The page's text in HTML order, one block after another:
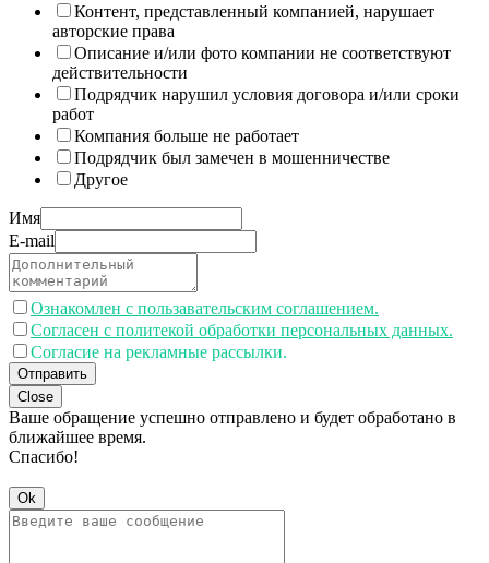
Контент, представленный компанией, нарушает
авторские права
Описание и/или фото компании не соответствуют
действительности
Подрядчик нарушил условия договора и/или сроки
работ
Компания больше не работает
Подрядчик был замечен в мошенничестве
Другое
Имя
E-mail
Ознакомлен с пользавательским соглашением.
Согласен с политекой обработки персональных данных.
Согласие на рекламные рассылки.
Отправить
Close
Ваше обращение успешно отправлено и будет обработано в
ближайшее время.
Спасибо!
Ok